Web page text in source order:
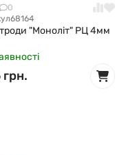
0
68164
"Моноліт" РЦ 4мм